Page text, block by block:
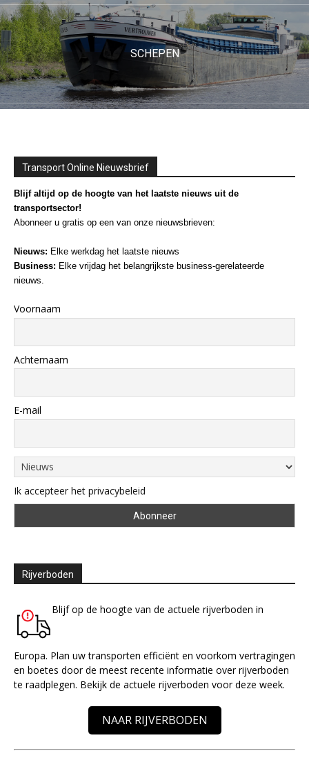
SCHEPEN
Transport Online Nieuwsbrief
Blijf altijd op de hoogte van het laatste nieuws uit de
transportsector!
Abonneer u gratis op een van onze nieuwsbrieven:
Nieuws: Elke werkdag het laatste nieuws
Business: Elke vrijdag het belangrijkste business-gerelateerde
nieuws.
Voornaam
Achternaam
E-mail
Ik accepteer het privacybeleid
Rijverboden
Blijf op de hoogte van de actuele rijverboden in
Europa. Plan uw transporten efficiënt en voorkom vertragingen
en boetes door de meest recente informatie over rijverboden
te raadplegen. Bekijk de actuele rijverboden voor deze week.
NAAR RIJVERBODEN